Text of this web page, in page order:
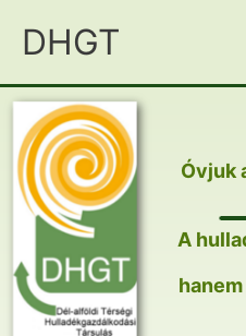
DHGT
Óvjuk
A